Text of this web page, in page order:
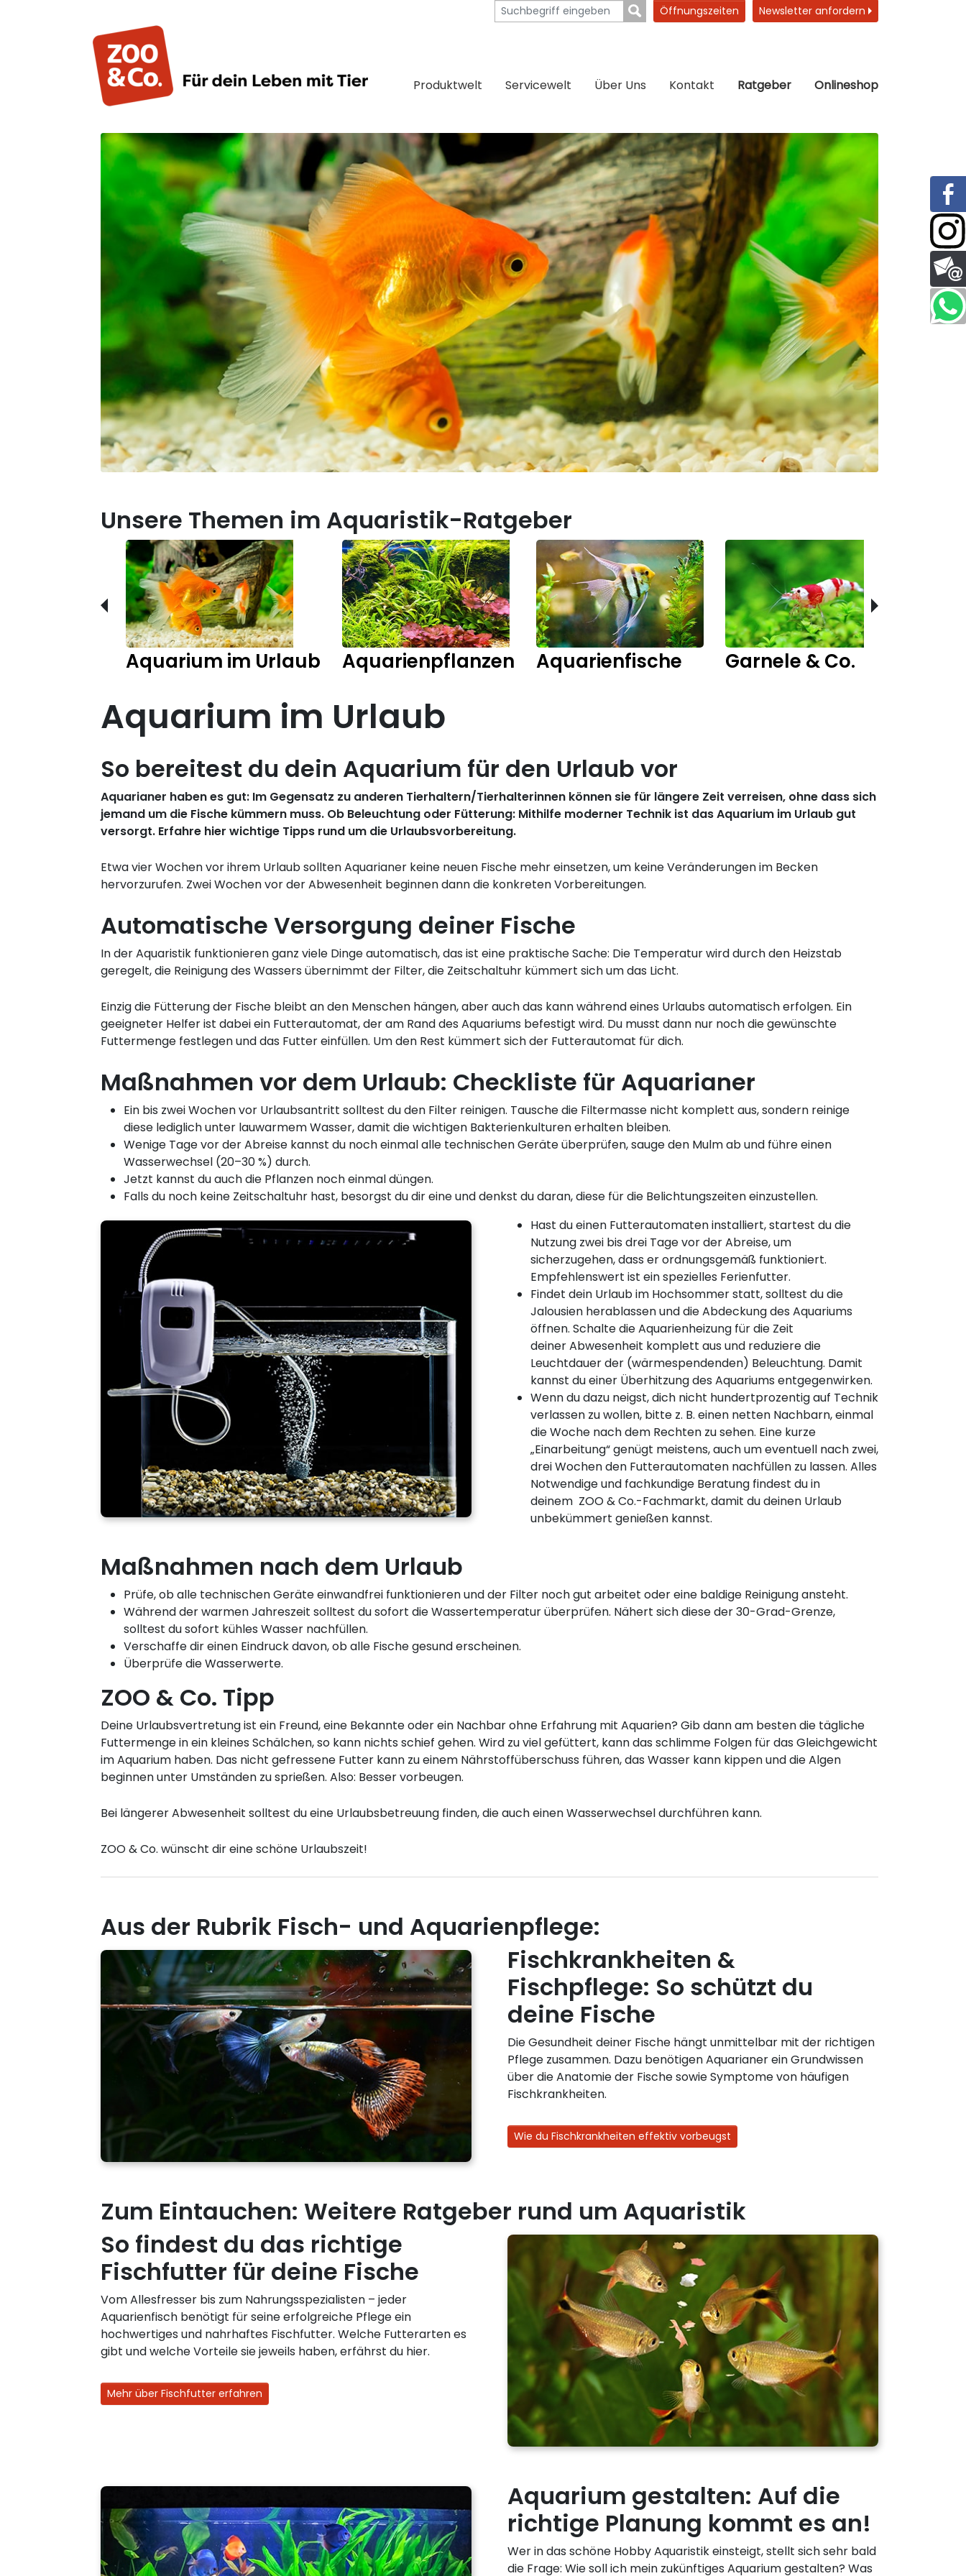
Öffnungszeiten Newsletter anfordern
Produktwelt Servicewelt Über Uns Kontakt Ratgeber Onlineshop
Unsere Themen im Aquaristik-Ratgeber
Aquarium im Urlaub Aquarienpflanzen Aquarienfische Garnele & Co.
Aquarium im Urlaub
So bereitest du dein Aquarium für den Urlaub vor
Aquarianer haben es gut: Im Gegensatz zu anderen Tierhaltern/Tierhalterinnen können sie für längere Zeit verreisen, ohne dass sich
jemand um die Fische kümmern muss. Ob Beleuchtung oder Fütterung: Mithilfe moderner Technik ist das Aquarium im Urlaub gut
versorgt. Erfahre hier wichtige Tipps rund um die Urlaubsvorbereitung.
Etwa vier Wochen vor ihrem Urlaub sollten Aquarianer keine neuen Fische mehr einsetzen, um keine Veränderungen im Becken
hervorzurufen. Zwei Wochen vor der Abwesenheit beginnen dann die konkreten Vorbereitungen.
Automatische Versorgung deiner Fische
In der Aquaristik funktionieren ganz viele Dinge automatisch, das ist eine praktische Sache: Die Temperatur wird durch den Heizstab
geregelt, die Reinigung des Wassers übernimmt der Filter, die Zeitschaltuhr kümmert sich um das Licht.
Einzig die Fütterung der Fische bleibt an den Menschen hängen, aber auch das kann während eines Urlaubs automatisch erfolgen. Ein
geeigneter Helfer ist dabei ein Futterautomat, der am Rand des Aquariums befestigt wird. Du musst dann nur noch die gewünschte
Futtermenge festlegen und das Futter einfüllen. Um den Rest kümmert sich der Futterautomat für dich.
Maßnahmen vor dem Urlaub: Checkliste für Aquarianer
Ein bis zwei Wochen vor Urlaubsantritt solltest du den Filter reinigen. Tausche die Filtermasse nicht komplett aus, sondern reinige
diese lediglich unter lauwarmem Wasser, damit die wichtigen Bakterienkulturen erhalten bleiben.
Wenige Tage vor der Abreise kannst du noch einmal alle technischen Geräte überprüfen, sauge den Mulm ab und führe einen
Wasserwechsel (20–30 %) durch.
Jetzt kannst du auch die Pflanzen noch einmal düngen.
Falls du noch keine Zeitschaltuhr hast, besorgst du dir eine und denkst du daran, diese für die Belichtungszeiten einzustellen.
Hast du einen Futterautomaten installiert, startest du die
Nutzung zwei bis drei Tage vor der Abreise, um
sicherzugehen, dass er ordnungsgemäß funktioniert.
Empfehlenswert ist ein spezielles Ferienfutter.
Findet dein Urlaub im Hochsommer statt, solltest du die
Jalousien herablassen und die Abdeckung des Aquariums
öffnen. Schalte die Aquarienheizung für die Zeit
deiner Abwesenheit komplett aus und reduziere die
Leuchtdauer der (wärmespendenden) Beleuchtung. Damit
kannst du einer Überhitzung des Aquariums entgegenwirken.
Wenn du dazu neigst, dich nicht hundertprozentig auf Technik
verlassen zu wollen, bitte z. B. einen netten Nachbarn, einmal
die Woche nach dem Rechten zu sehen. Eine kurze
„Einarbeitung“ genügt meistens, auch um eventuell nach zwei,
drei Wochen den Futterautomaten nachfüllen zu lassen. Alles
Notwendige und fachkundige Beratung findest du in
deinem ZOO & Co.-Fachmarkt, damit du deinen Urlaub
unbekümmert genießen kannst.
Maßnahmen nach dem Urlaub
Prüfe, ob alle technischen Geräte einwandfrei funktionieren und der Filter noch gut arbeitet oder eine baldige Reinigung ansteht.
Während der warmen Jahreszeit solltest du sofort die Wassertemperatur überprüfen. Nähert sich diese der 30-Grad-Grenze,
solltest du sofort kühles Wasser nachfüllen.
Verschaffe dir einen Eindruck davon, ob alle Fische gesund erscheinen.
Überprüfe die Wasserwerte.
ZOO & Co. Tipp
Deine Urlaubsvertretung ist ein Freund, eine Bekannte oder ein Nachbar ohne Erfahrung mit Aquarien? Gib dann am besten die tägliche
Futtermenge in ein kleines Schälchen, so kann nichts schief gehen. Wird zu viel gefüttert, kann das schlimme Folgen für das Gleichgewicht
im Aquarium haben. Das nicht gefressene Futter kann zu einem Nährstoffüberschuss führen, das Wasser kann kippen und die Algen
beginnen unter Umständen zu sprießen. Also: Besser vorbeugen.
Bei längerer Abwesenheit solltest du eine Urlaubsbetreuung finden, die auch einen Wasserwechsel durchführen kann.
ZOO & Co. wünscht dir eine schöne Urlaubszeit!
Aus der Rubrik Fisch- und Aquarienpflege:
Fischkrankheiten &
Fischpflege: So schützt du
deine Fische
Die Gesundheit deiner Fische hängt unmittelbar mit der richtigen
Pflege zusammen. Dazu benötigen Aquarianer ein Grundwissen
über die Anatomie der Fische sowie Symptome von häufigen
Fischkrankheiten.
Wie du Fischkrankheiten effektiv vorbeugst
Zum Eintauchen: Weitere Ratgeber rund um Aquaristik
So findest du das richtige
Fischfutter für deine Fische
Vom Allesfresser bis zum Nahrungsspezialisten – jeder
Aquarienfisch benötigt für seine erfolgreiche Pflege ein
hochwertiges und nahrhaftes Fischfutter. Welche Futterarten es
gibt und welche Vorteile sie jeweils haben, erfährst du hier.
Mehr über Fischfutter erfahren
Aquarium gestalten: Auf die
richtige Planung kommt es an!
Wer in das schöne Hobby Aquaristik einsteigt, stellt sich sehr bald
die Frage: Wie soll ich mein zukünftiges Aquarium gestalten? Was